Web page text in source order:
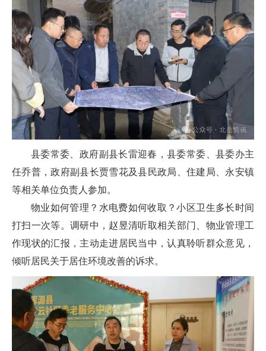
县委常委、政府副县长雷迎春，县委常委、县委办主
任乔普，政府副县长贾雪花及县民政局、住建局、永安镇
等相关单位负责人参加。
物业如何管理？水电费如何收取？小区卫生多长时间
打扫一次等。调研中，赵昱清听取相关部门、物业管理工
作现状的汇报，主动走进居民当中，认真聆听群众意见，
倾听居民关于居住环境改善的诉求。